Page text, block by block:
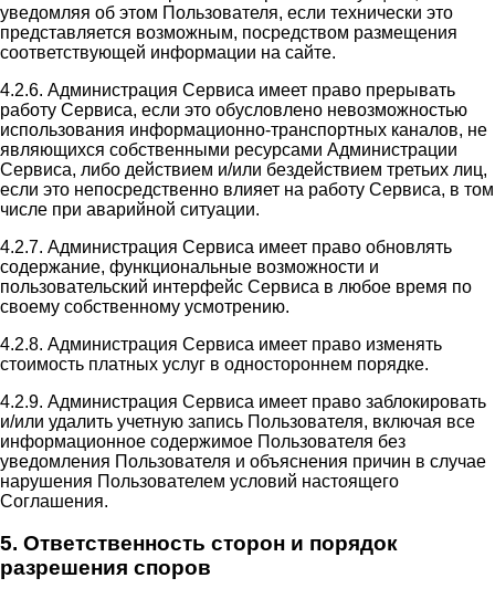
уведомляя об этом Пользователя, если технически это
представляется возможным, посредством размещения
соответствующей информации на сайте.
4.2.6. Администрация Сервиса имеет право прерывать
работу Сервиса, если это обусловлено невозможностью
использования информационно-транспортных каналов, не
являющихся собственными ресурсами Администрации
Сервиса, либо действием и/или бездействием третьих лиц,
если это непосредственно влияет на работу Сервиса, в том
числе при аварийной ситуации.
4.2.7. Администрация Сервиса имеет право обновлять
содержание, функциональные возможности и
пользовательский интерфейс Сервиса в любое время по
своему собственному усмотрению.
4.2.8. Администрация Сервиса имеет право изменять
стоимость платных услуг в одностороннем порядке.
4.2.9. Администрация Сервиса имеет право заблокировать
и/или удалить учетную запись Пользователя, включая все
информационное содержимое Пользователя без
уведомления Пользователя и объяснения причин в случае
нарушения Пользователем условий настоящего
Соглашения.
5. Ответственность сторон и порядок
разрешения споров